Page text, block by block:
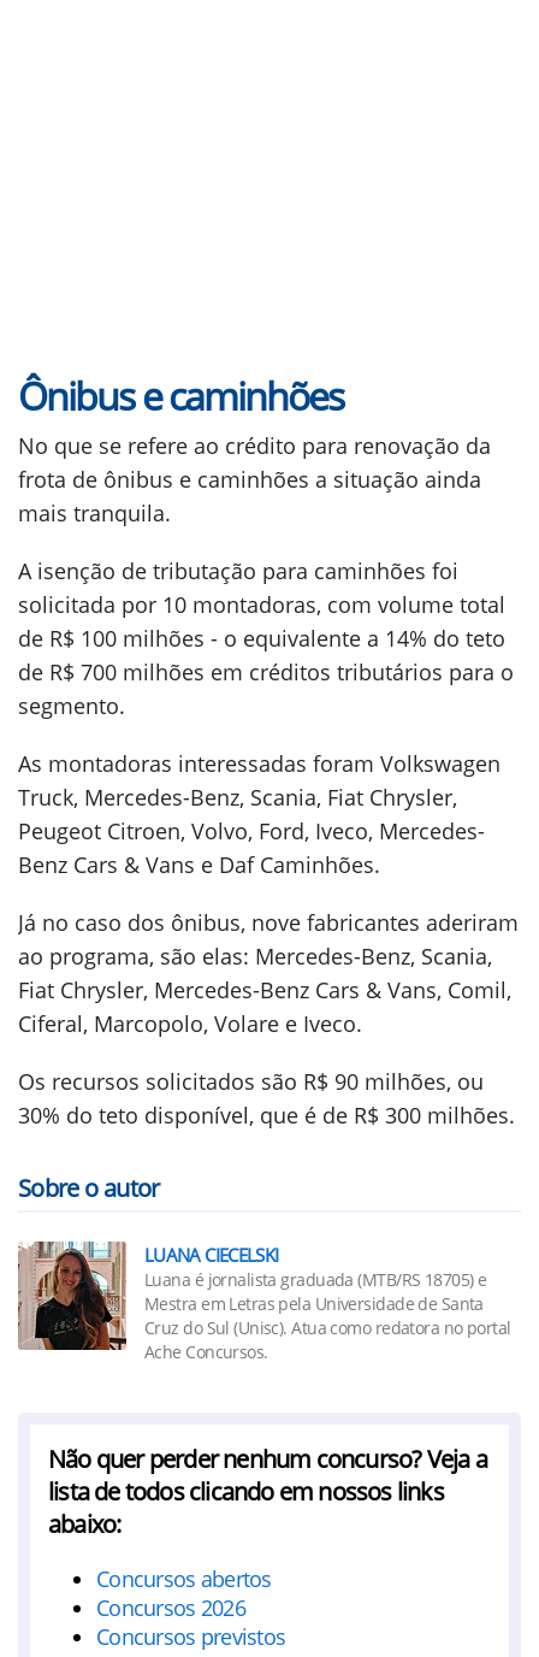
Ônibus e caminhões
No que se refere ao crédito para renovação da
frota de ônibus e caminhões a situação ainda
mais tranquila.
A isenção de tributação para caminhões foi
solicitada por 10 montadoras, com volume total
de R$ 100 milhões - o equivalente a 14% do teto
de R$ 700 milhões em créditos tributários para o
segmento.
As montadoras interessadas foram Volkswagen
Truck, Mercedes-Benz, Scania, Fiat Chrysler,
Peugeot Citroen, Volvo, Ford, Iveco, Mercedes-
Benz Cars & Vans e Daf Caminhões.
Já no caso dos ônibus, nove fabricantes aderiram
ao programa, são elas: Mercedes-Benz, Scania,
Fiat Chrysler, Mercedes-Benz Cars & Vans, Comil,
Ciferal, Marcopolo, Volare e Iveco.
Os recursos solicitados são R$ 90 milhões, ou
30% do teto disponível, que é de R$ 300 milhões.
Sobre o autor
LUANA CIECELSKI
Luana é jornalista graduada (MTB/RS 18705) e
Mestra em Letras pela Universidade de Santa
Cruz do Sul (Unisc). Atua como redatora no portal
Ache Concursos.
Não quer perder nenhum concurso? Veja a
lista de todos clicando em nossos links
abaixo:
Concursos abertos
Concursos 2026
Concursos previstos